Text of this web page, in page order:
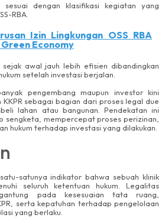
sesuai dengan klasifikasi kegiatan yang
RBA.
Izin Lingkungan OSS RBA
Economy
sejak awal jauh lebih efisien dibandingkan
setelah investasi berjalan.
pengembang maupun investor kini
sebagai bagian dari proses legal due
lahan atau bangunan. Pendekatan ini
sengketa, mempercepat proses perizinan,
hukum terhadap investasi yang dilakukan.
satunya indikator bahwa sebuah klinik
seluruh ketentuan hukum. Legalitas
pada kesesuaian tata ruang,
serta kepatuhan terhadap pengelolaan
yang berlaku.